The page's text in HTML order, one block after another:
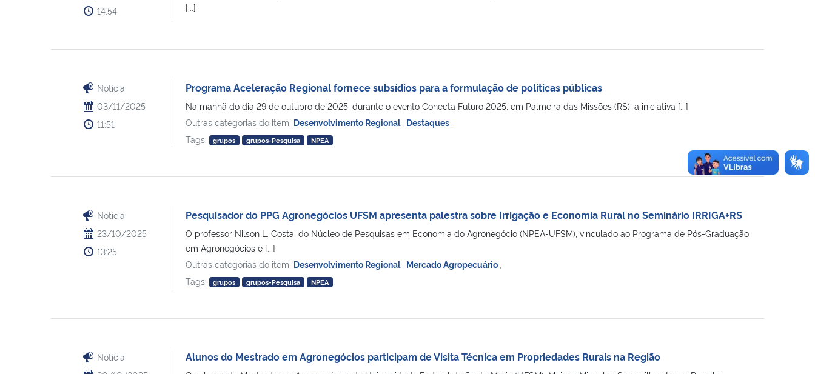
14:54
[...]
Notícia
03/11/2025
11:51
Programa Aceleração Regional fornece subsídios para a formulação de políticas públicas
Na manhã do dia 29 de outubro de 2025, durante o evento Conecta Futuro 2025, em Palmeira das Missões (RS), a iniciativa [...]
Outras categorias do item: Desenvolvimento Regional Destaques
Tags:
grupos grupos-Pesquisa NPEA
Notícia
23/10/2025
13:25
Pesquisador do PPG Agronegócios UFSM apresenta palestra sobre Irrigação e Economia Rural no Seminário IRRIGA+RS
O professor Nilson L. Costa, do Núcleo de Pesquisas em Economia do Agronegócio (NPEA-UFSM), vinculado ao Programa de Pós-Graduação
em Agronegócios e [...]
Outras categorias do item: Desenvolvimento Regional Mercado Agropecuário
Tags:
grupos grupos-Pesquisa NPEA
Notícia
Alunos do Mestrado em Agronegócios participam de Visita Técnica em Propriedades Rurais na Região